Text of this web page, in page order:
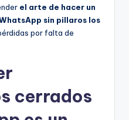
el arte de hacer un
sin pillaros los
por falta de
cerrados